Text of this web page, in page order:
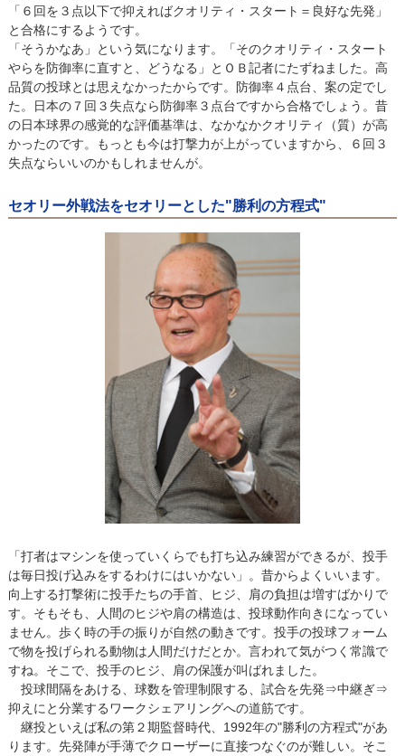
「６回を３点以下で抑えればクオリティ・スタート＝良好な先発」
と合格にするようです。
「そうかなあ」という気になります。「そのクオリティ・スタート
やらを防御率に直すと、どうなる」とＯＢ記者にたずねました。高
品質の投球とは思えなかったからです。防御率４点台、案の定でし
た。日本の７回３失点なら防御率３点台ですから合格でしょう。昔
の日本球界の感覚的な評価基準は、なかなかクオリティ（質）が高
かったのです。もっとも今は打撃力が上がっていますから、６回３
失点ならいいのかもしれませんが。
セオリー外戦法をセオリーとした"勝利の方程式"
「打者はマシンを使っていくらでも打ち込み練習ができるが、投手
は毎日投げ込みをするわけにはいかない」。昔からよくいいます。
向上する打撃術に投手たちの手首、ヒジ、肩の負担は増すばかりで
す。そもそも、人間のヒジや肩の構造は、投球動作向きになってい
ません。歩く時の手の振りが自然の動きです。投手の投球フォーム
で物を投げられる動物は人間だけだとか。言われて気がつく常識で
すね。そこで、投手のヒジ、肩の保護が叫ばれました。
投球間隔をあける、球数を管理制限する、試合を先発⇒中継ぎ⇒
抑えにと分業するワークシェアリングへの道筋です。
継投といえば私の第２期監督時代、1992年の"勝利の方程式"があ
ります。先発陣が手薄でクローザーに直接つなぐのが難しい。そこ